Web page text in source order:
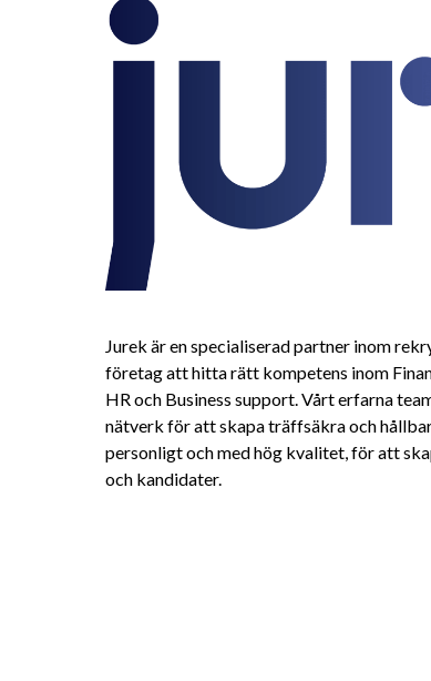
Jurek är en specialiserad partner inom
företag att hitta rätt kompetens inom
HR och Business support. Vårt erfarna
nätverk för att skapa träffsäkra och
personligt och med hög kvalitet, för att
och kandidater.